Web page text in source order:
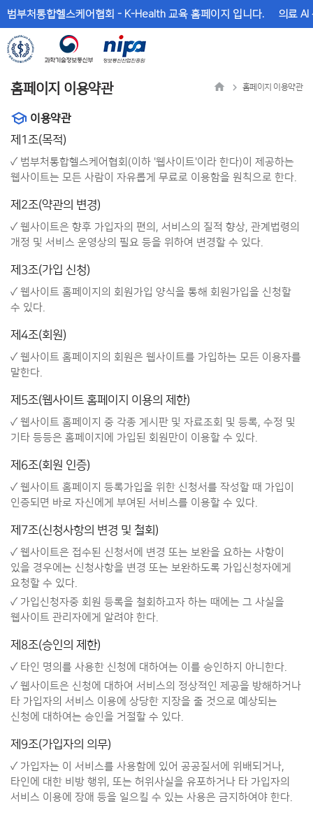
뉴
바
로
가
문
바
로
가
범부처통합헬스케어협회 - K-Health 교육 홈페이지 입니다. 의료 AI
홈페이지 이용약관 홈페이지 이용약관
이용약관
제1조(목적)
✓ 범부처통합헬스케어협회(이하 '웹사이트'이라 한다)이 제공하는
웹사이트는 모든 사람이 자유롭게 무료로 이용함을 원칙으로 한다.
제2조(약관의 변경)
✓ 웹사이트은 향후 가입자의 편의, 서비스의 질적 향상, 관계법령의
개정 및 서비스 운영상의 필요 등을 위하여 변경할 수 있다.
제3조(가입 신청)
✓ 웹사이트 홈페이지의 회원가입 양식을 통해 회원가입을 신청할
수 있다.
제4조(회원)
✓ 웹사이트 홈페이지의 회원은 웹사이트를 가입하는 모든 이용자를
말한다.
제5조(웹사이트 홈페이지 이용의 제한)
✓ 웹사이트 홈페이지 중 각종 게시판 및 자료조회 및 등록, 수정 및
기타 등등은 홈페이지에 가입된 회원만이 이용할 수 있다.
제6조(회원 인증)
✓ 웹사이트 홈페이지 등록가입을 위한 신청서를 작성할 때 가입이
인증되면 바로 자신에게 부여된 서비스를 이용할 수 있다.
제7조(신청사항의 변경 및 철회)
✓ 웹사이트은 접수된 신청서에 변경 또는 보완을 요하는 사항이
있을 경우에는 신청사항을 변경 또는 보완하도록 가입신청자에게
요청할 수 있다.
✓ 가입신청자중 회원 등록을 철회하고자 하는 때에는 그 사실을
웹사이트 관리자에게 알려야 한다.
제8조(승인의 제한)
✓ 타인 명의를 사용한 신청에 대하여는 이를 승인하지 아니한다.
✓ 웹사이트은 신청에 대하여 서비스의 정상적인 제공을 방해하거나
타 가입자의 서비스 이용에 상당한 지장을 줄 것으로 예상되는
신청에 대하여는 승인을 거절할 수 있다.
제9조(가입자의 의무)
✓ 가입자는 이 서비스를 사용함에 있어 공공질서에 위배되거나,
타인에 대한 비방 행위, 또는 허위사실을 유포하거나 타 가입자의
서비스 이용에 장애 등을 일으킬 수 있는 사용은 금지하여야 한다.